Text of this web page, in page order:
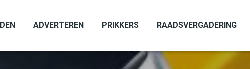
ADVERTEREN PRIKKERS RAADSVERGADERING